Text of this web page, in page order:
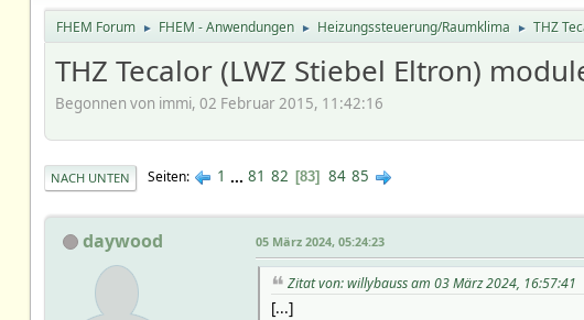
FHEM Forum ► FHEM - Anwendungen ► Heizungssteuerung/Raumklima ► THZ
THZ Tecalor (LWZ Stiebel Eltron)
Begonnen von immi, 02 Februar 2015, 11:42:16
NACH UNTEN Seiten 1 ... 81 82 83 84 85
daywood 05 März 2024, 05:24:23
Zitat von: willybauss am 03 März 2024, 16:57:41
[...]